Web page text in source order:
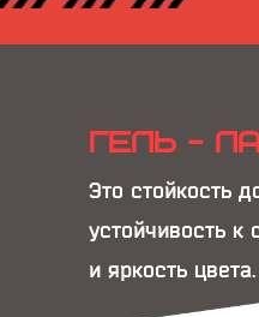
ГЕЛЬ -
Это стойкость
устойчивость к
и яркость цвета.